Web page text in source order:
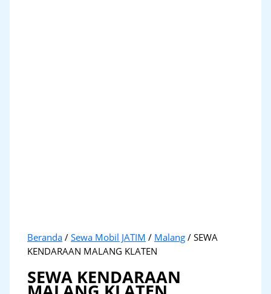
Beranda /Sewa Mobil JATIM / Malang / SEWA
KENDARAAN MALANG KLATEN
SEWA KENDARAAN